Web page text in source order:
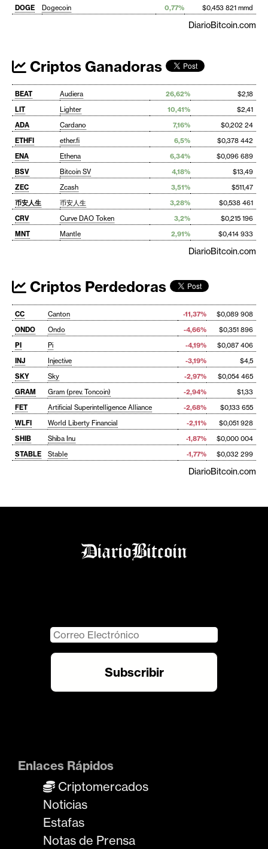
DOGE Dogecoin 0,77% $0,453 821 mmd
DiarioBitcoin.com
Criptos Ganadoras
BEAT Audiera 26,62%
$2,18
LIT
Lighter 10,41%
$2,41
ADA
Cardano 7,16%
$0,202 24
ETHFI
ether.fi 6,5%
$0,378 442
ENA
Ethena 6,34%
$0,096 689
BSV
Bitcoin SV 4,18%
$13,49
ZEC
Zcash 3,51%
$511,47
币安人生
币安人生 3,28%
$0,538 461
CRV
Curve DAO Token 3,2%
$0,215 196
MNT
Mantle 2,91% $0,414 933
DiarioBitcoin.com
Criptos Perdedoras
CC Canton -11,37%
$0,089 908
ONDO
Ondo -4,66%
$0,351 896
PI
Pi -4,19%
$0,087 406
INJ
Injective -3,19%
$4,5
SKY
Sky -2,97%
$0,054 465
GRAM
Gram (prev. Toncoin) -2,94%
$1,33
FET
Artificial Superintelligence Alliance -2,68%
$0,133 655
WLFI
World Liberty Financial -2,11%
$0,051 928
SHIB
Shiba Inu -1,87%
$0,000 004
STABLE
Stable -1,77% $0,032 299
DiarioBitcoin.com
Enlaces Rápidos
Criptomercados
Noticias
Estafas
Notas de Prensa